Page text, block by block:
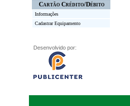
Cartão Crédito/Débito
Informações
Cadastrar Equipamento
Desenvolvido por: